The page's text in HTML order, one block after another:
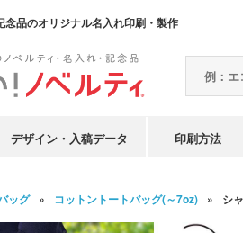
念品のオリジナル名入れ印刷・製作
デザイン・入稿データ 印刷方法
ッグ コットントートバッグ(～7oz) シ